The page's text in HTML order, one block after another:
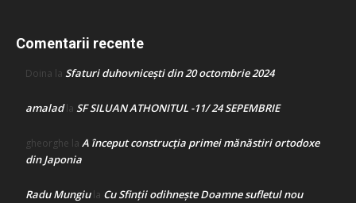
Comentarii recente
Doina la Sfaturi duhovnicești din 20 octombrie 2024
amaladla SF SILUAN ATHONITUL -11/ 24 SEPEMBRIE
gheorghe la A început construcţia primei mănăstiri ortodoxe
din Japonia
Radu Mungiula Cu Sfinții odihnește Doamne sufletul nou